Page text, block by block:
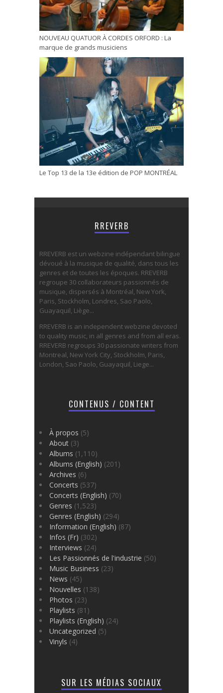
NOUVEAU QUATUOR À CORDES ORFORD : La
marque de grands musiciens
Le Top 13 de la 13e édition de POP MONTRÉAL
RREVERB
RREVERB est un webzine indépendant bilingue
dévoué à la musique de qualité, dans tous les
genres et de toutes les époques. RREVERB
regroupe 30 collaborateurs passionnés de
musique, dispersés à Montréal, New York,
Paris, Stockholm, Londres, Sao Paolo,
Guayaquil, Liège...
RREVERB is an independent webzine devoted
to quality music, in all genres and from all eras.
RREVERB regroups 30 passionate writers from
Montreal, New York City, Stockholm, Paris,
London, Sao Paolo, Guayaquil, Liege...
CONTENUS / CONTENT
À propos (5)
About (3)
Albums (1,110)
Albums (English) (201)
Archives (6)
Concerts (537)
Concerts (English) (70)
Genres (1,523)
Genres (English) (294)
Information (English) (87)
Infos (Fr) (302)
Interviews (24)
Les Passionnés de l'industrie (50)
Music Business (23)
News (45)
Nouvelles (138)
Photos (23)
Playlists (81)
Playlists (English) (24)
Uncategorized (5)
Vinyls (4)
SUR LES MÉDIAS SOCIAUX